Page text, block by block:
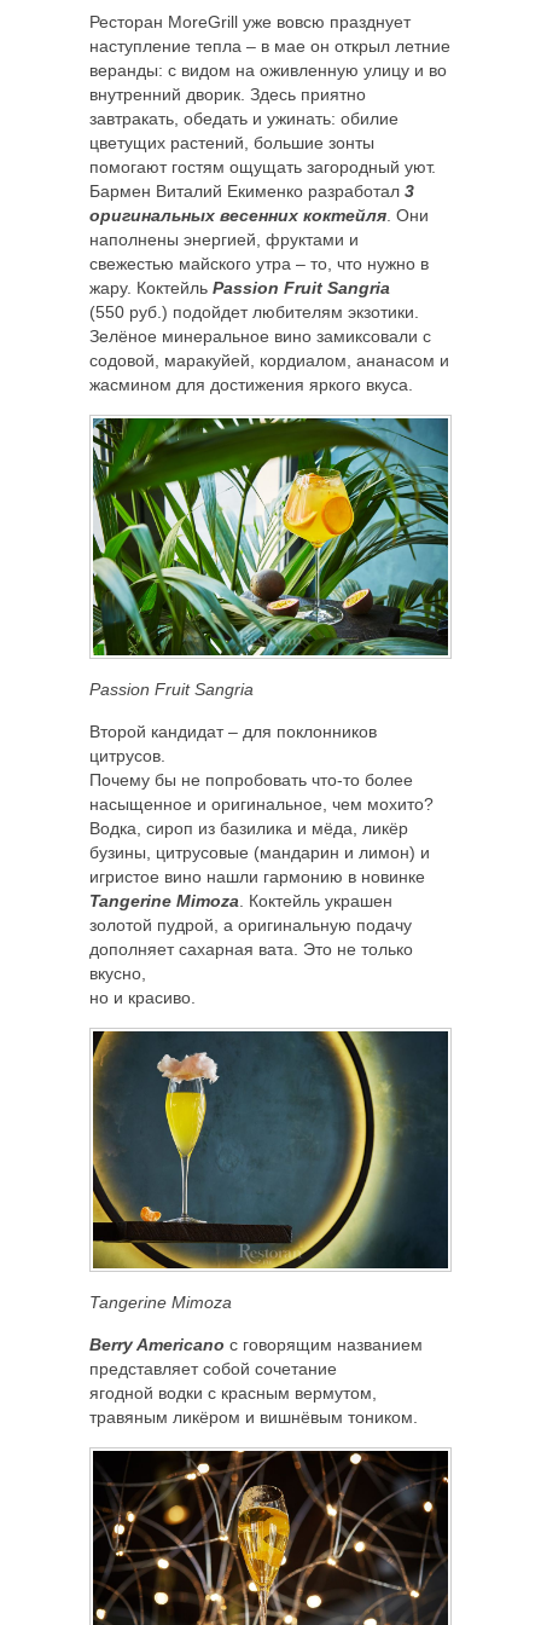
Ресторан MoreGrill уже вовсю празднует
наступление тепла – в мае он открыл летние
веранды: с видом на оживленную улицу и во
внутренний дворик. Здесь приятно
завтракать, обедать и ужинать: обилие
цветущих растений, большие зонты
помогают гостям ощущать загородный уют.
Бармен Виталий Екименко разработал 3
оригинальных весенних коктейля . Они
наполнены энергией, фруктами и
свежестью майского утра – то, что нужно в
жару. Коктейль Passion Fruit Sangria
(550 руб.) подойдет любителям экзотики.
Зелёное минеральное вино замиксовали с
содовой, маракуйей, кордиалом, ананасом и
жасмином для достижения яркого вкуса.
Passion Fruit Sangria
Второй кандидат – для поклонников
цитрусов.
Почему бы не попробовать что-то более
насыщенное и оригинальное, чем мохито?
Водка, сироп из базилика и мёда, ликёр
бузины, цитрусовые (мандарин и лимон) и
игристое вино нашли гармонию в новинке
Tangerine Mimoza . Коктейль украшен
золотой пудрой, а оригинальную подачу
дополняет сахарная вата. Это не только
вкусно,
но и красиво.
Tangerine Mimoza
Berry Americano с говорящим названием
представляет собой сочетание
ягодной водки с красным вермутом,
травяным ликёром и вишнёвым тоником.